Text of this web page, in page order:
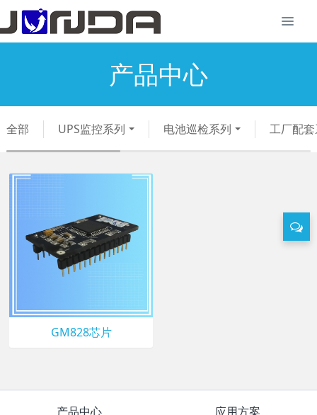
产品中心
全部 UPS监控系列 电池巡检系列 工厂配
GM828芯片
产品中心 应用方案